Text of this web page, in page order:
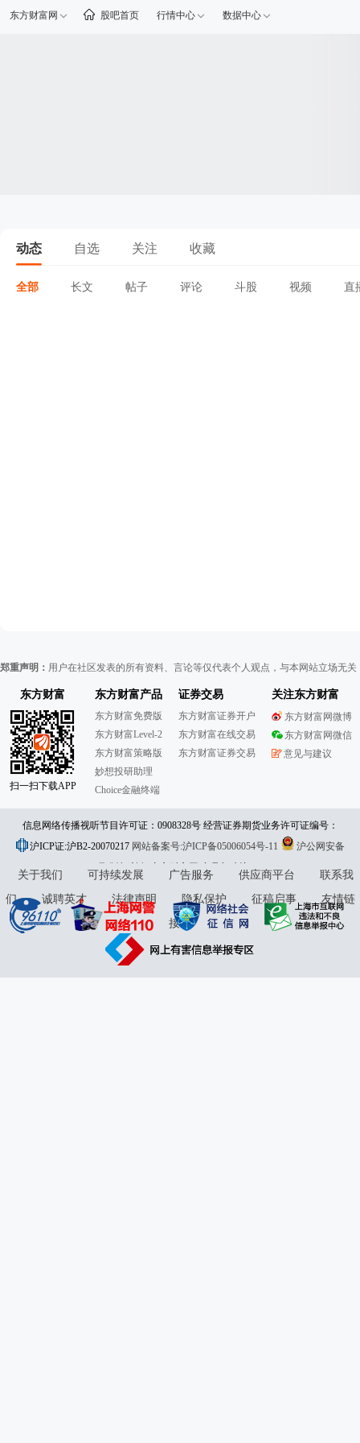
东方财富网 股吧首页 行情中心 数据中心
动态 自选 关注 收藏
全部 长文 帖子 评论 斗股 视频 直
郑重声明： 用户在社区发表的所有资料、言论等仅代表个人观点，与本网站立场无
东方财富
扫一扫下载APP
东方财富产品
东方财富免费版
东方财富Level-2
东方财富策略版
妙想投研助理
Choice金融终端
证券交易
东方财富证券开户
东方财富在线交易
东方财富证券交易
关注东方财富
东方财富网微博
东方财富网微信
意见与建议
信息网络传播视听节目许可证：0908328号 经营证券期货业务许可证编号：
913101046312860336 违法和不良信息举报:021-61278686 举报邮箱：
jubao@eastmoney.com
沪ICP证:沪B2-20070217 网站备案号:沪ICP备05006054号-11
沪公网安备
31010402000120号版权所有:东方财富网意见与建议:4000300059/952500
关于我们 可持续发展 广告服务 供应商平台
联系我
们
诚聘英才 法律声明 隐私保护 征稿启事
友情链
接